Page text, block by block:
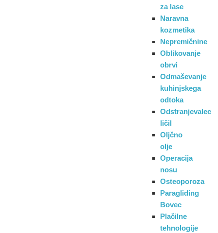
za lase
Naravna
kozmetika
Nepremičnine
Oblikovanje
obrvi
Odmaševanje
kuhinjskega
odtoka
Odstranjevalec
ličil
Oljčno
olje
Operacija
nosu
Osteoporoza
Paragliding
Bovec
Plačilne
tehnologije